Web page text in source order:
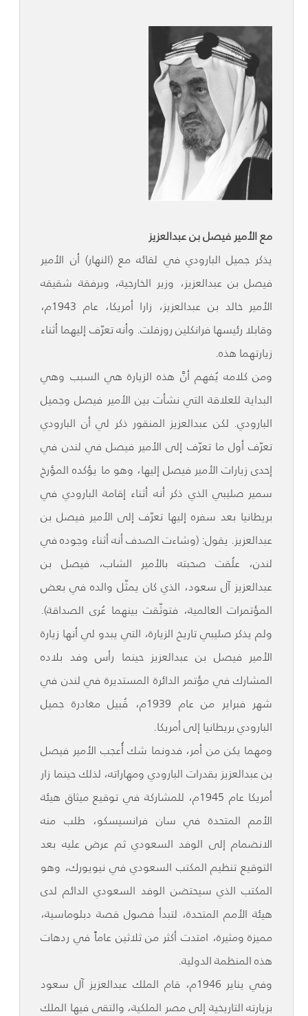
مع الأمير فيصل بن عبدالعزيز
يذكر جميل البارودي في لقائه مع (النهار) أن الأمير
فيصل بن عبدالعزيز، وزير الخارجية، وبرفقة شقيقه
الأمير خالد بن عبدالعزيز، زارا أمريكا، عام 1943م،
وقابلا رئيسها فرانكلين روزفلت. وأنه تعرّف إليهما أثناء
زيارتهما هذه.
ومن كلامه يُفهم أنَّ هذه الزيارة هي السبب وهي
البداية للعلاقة التي نشأت بين الأمير فيصل وجميل
البارودي. لكن عبدالعزيز المنقور ذكر لي أن البارودي
تعرّف أول ما تعرّف إلى الأمير فيصل في لندن في
إحدى زيارات الأمير فيصل إليها، وهو ما يؤكده المؤرخ
سمير صليبي الذي ذكر أنه أثناء إقامة البارودي في
بريطانيا بعد سفره إليها تعرّف إلى الأمير فيصل بن
عبدالعزيز. يقول: (وشاءت الصدف أنه أثناء وجوده في
لندن، علُقت صحبته بالأمير الشاب، فيصل بن
عبدالعزيز آل سعود، الذي كان يمثّل والده في بعض
المؤتمرات العالمية، فتوثّقت بينهما عُرى الصداقة).
ولم يذكر صليبي تاريخ الزيارة، التي يبدو لي أنها زيارة
الأمير فيصل بن عبدالعزيز حينما رأس وفد بلاده
المشارك في مؤتمر الدائرة المستديرة في لندن في
شهر فبراير من عام 1939م، قُبيل مغادرة جميل
البارودي بريطانيا إلى أمريكا.
ومهما يكن من أمر، فدونما شك أُعجب الأمير فيصل
بن عبدالعزيز بقدرات البارودي ومهاراته، لذلك حينما زار
أمريكا عام 1945م، للمشاركة في توقيع ميثاق هيئة
الأمم المتحدة في سان فرانسيسكو، طلب منه
الانضمام إلى الوفد السعودي ثم عرض عليه بعد
التوقيع تنظيم المكتب السعودي في نيويورك، وهو
المكتب الذي سيحتضن الوفد السعودي الدائم لدى
هيئة الأمم المتحدة، لتبدأ فصول قصة دبلوماسية،
مميزة ومثيرة، امتدت أكثر من ثلاثين عاماً في ردهات
هذه المنظمة الدولية.
وفي يناير 1946م، قام الملك عبدالعزيز آل سعود
بزيارته التاريخية إلى مصر الملكية، والتقى فيها الملك